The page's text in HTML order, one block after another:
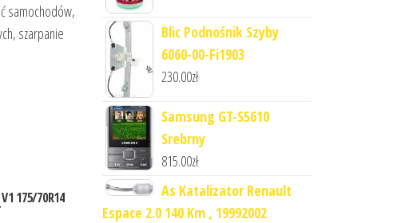
samochodów,
szarpanie
175/70R14
Blic Podnośnik Szyby
6060-00-Fi1903
230.00zł
Samsung GT-S5610
Srebrny
815.00zł
As Katalizator Renault
Espace 2.0 140 Km , 19992002